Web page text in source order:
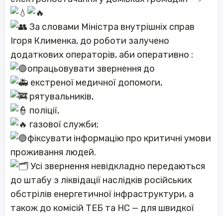
За словами Міністра внутрішніх справ
Ігоря Клименка, до роботи залучено
додаткових операторів, аби оперативно :
опрацьовувати звернення до
екстреної медичної допомоги,
рятувальників,
поліції,
газової служби;
фіксувати інформацію про критичні умови
проживання людей.
Усі звернення невідкладно передаються
до штабу з ліквідації наслідків російських
обстрілів енергетичної інфраструктури, а
також до комісій ТЕБ та НС — для швидкої